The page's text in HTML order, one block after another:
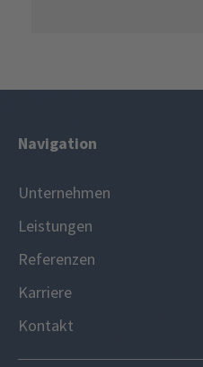
Navigation
Unternehmen
Leistungen
Referenzen
Karriere
Kontakt